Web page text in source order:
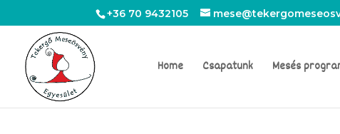
+36 70 9432105
Home Csapatunk Mesés